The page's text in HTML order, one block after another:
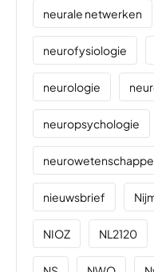
neurale netwerken
neurofysiologie
neurologie
neuropsychologie
nieuwsbrief
NIOZ NL2120